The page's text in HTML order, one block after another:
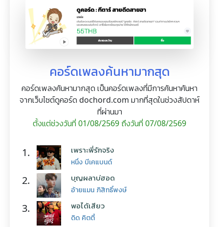
คอร์ดเพลงค้นหามากสุด
คอร์ดเพลงค้นหามากสุด เป็นคอร์ดเพลงที่มีการค้นหาค้นหา
จากเว็บไซต์ดูคอร์ด dochord.com มากที่สุดในช่วงสัปดาห์
ที่ผ่านมา
ตั้งแต่ช่วงวันที่ 01/08/2569 ถึงวันที่ 07/08/2569
1. เพราะพี่รักจริง
หนึ่ง บีเคแบนด์
2. บุญผลาบ่ฮอด
อ้ายแมน ภิสิทธิ์พงษ์
3. พอได้เสียว
ดิด คิตตี้